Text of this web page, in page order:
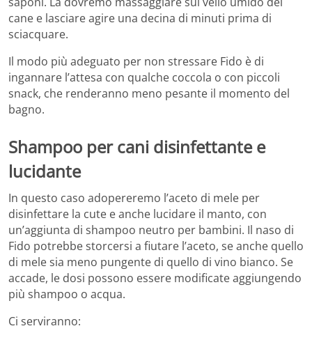
cane e lasciare agire una decina di minuti prima di
sciacquare.
Il modo più adeguato per non stressare Fido è di
ingannare l’attesa con qualche coccola o con piccoli
snack, che renderanno meno pesante il momento del
bagno.
Shampoo per cani disinfettante e
lucidante
In questo caso adopereremo l’aceto di mele per
disinfettare la cute e anche lucidare il manto, con
un’aggiunta di shampoo neutro per bambini. Il naso di
Fido potrebbe storcersi a fiutare l’aceto, se anche quello
di mele sia meno pungente di quello di vino bianco. Se
accade, le dosi possono essere modificate aggiungendo
più shampoo o acqua.
Ci serviranno: